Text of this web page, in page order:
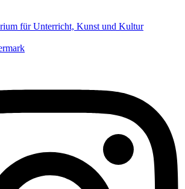
für Unterricht, Kunst und Kultur